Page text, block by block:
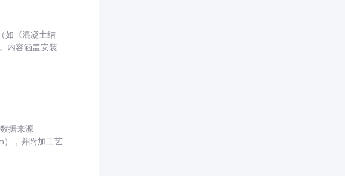
如《混凝土结
内容涵盖安装
据来源
），并附加工艺